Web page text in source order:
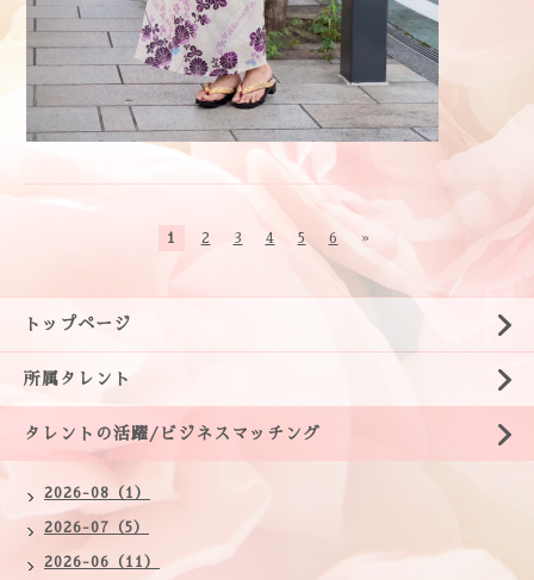
1 2 3 4 5 6 »
トップページ
所属タレント
タレントの活躍/ビジネスマッチング
2026-08（1）
2026-07（5）
2026-06（11）